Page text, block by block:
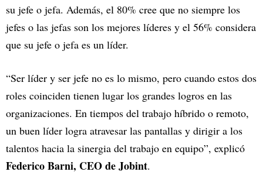
su jefe o jefa. Además, el 80% cree que no siempre los
jefes o las jefas son los mejores líderes y el 56% considera
que su jefe o jefa es un líder.
“Ser líder y ser jefe no es lo mismo, pero cuando estos dos
roles coinciden tienen lugar los grandes logros en las
organizaciones. En tiempos del trabajo híbrido o remoto,
un buen líder logra atravesar las pantallas y dirigir a los
talentos hacia la sinergia del trabajo en equipo”, explicó
Federico Barni, CEO de Jobint.